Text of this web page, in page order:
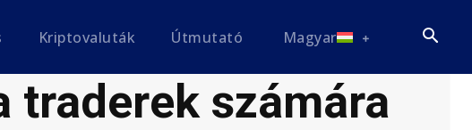
Kriptovaluták Útmutató Magyar
traderek számára